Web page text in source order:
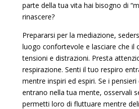
parte della tua vita hai bisogno di
rinascere?
Prepararsi per la mediazione,
luogo confortevole e lasciare che il
tensioni e distrazioni. Presta
respirazione. Senti il ​​tuo respiro
mentre inspiri ed espiri. Se i
entrano nella tua mente, osservali
permetti loro di fluttuare mentre